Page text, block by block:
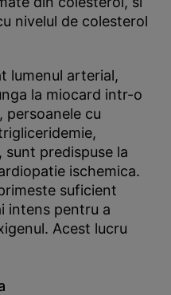
nivelul de colesterol
lumenul arterial,
la miocard intr-o
cu
predispuse la
ischemica.
suficient
intens pentru a
Acest lucru